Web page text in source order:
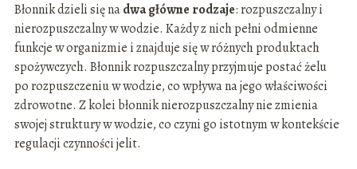
Błonnik dzieli się nadwa główne rodzaje: rozpuszczalny i
nierozpuszczalny w wodzie. Każdy z nich pełni odmienne
funkcje w organizmie i znajduje się w różnych produktach
spożywczych. Błonnik rozpuszczalny przyjmuje postać żelu
po rozpuszczeniu w wodzie, co wpływa na jego właściwości
zdrowotne. Z kolei błonnik nierozpuszczalny nie zmienia
swojej struktury w wodzie, co czyni go istotnym w kontekście
regulacji czynności jelit.